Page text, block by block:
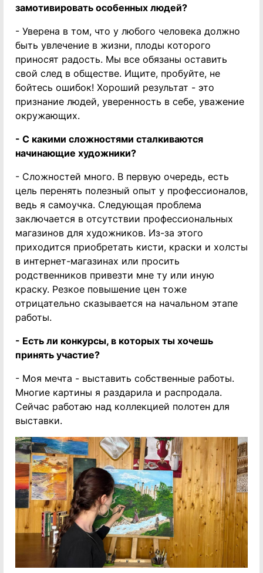
замотивировать особенных людей?
- Уверена в том, что у любого человека должно
быть увлечение в жизни, плоды которого
приносят радость. Мы все обязаны оставить
свой след в обществе. Ищите, пробуйте, не
бойтесь ошибок! Хороший результат - это
признание людей, уверенность в себе, уважение
окружающих.
- С какими сложностями сталкиваются
начинающие художники?
- Сложностей много. В первую очередь, есть
цель перенять полезный опыт у профессионалов,
ведь я самоучка. Следующая проблема
заключается в отсутствии профессиональных
магазинов для художников. Из-за этого
приходится приобретать кисти, краски и холсты
в интернет-магазинах или просить
родственников привезти мне ту или иную
краску. Резкое повышение цен тоже
отрицательно сказывается на начальном этапе
работы.
- Есть ли конкурсы, в которых ты хочешь
принять участие?
- Моя мечта - выставить собственные работы.
Многие картины я раздарила и распродала.
Сейчас работаю над коллекцией полотен для
выставки.